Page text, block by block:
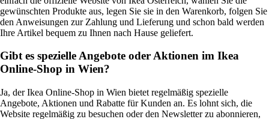
gewünschten Produkte aus, legen Sie sie in den Warenkorb, folgen Sie
den Anweisungen zur Zahlung und Lieferung und schon bald werden
Ihre Artikel bequem zu Ihnen nach Hause geliefert.
Gibt es spezielle Angebote oder Aktionen im Ikea
Online-Shop in Wien?
Ja, der Ikea Online-Shop in Wien bietet regelmäßig spezielle
Angebote, Aktionen und Rabatte für Kunden an. Es lohnt sich, die
Website regelmäßig zu besuchen oder den Newsletter zu abonnieren,